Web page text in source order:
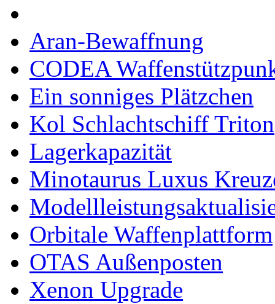
Aran-Bewaffnung
CODEA
Ein sonniges Plätzchen
Kol Schlachtschiff Triton
Lagerkapazität
Minotaurus Luxus
Orbitale Waffenplattform
OTAS Außenposten
Xenon Upgrade